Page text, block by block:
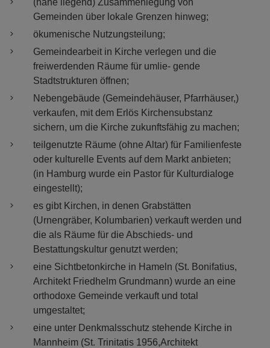
(nahe liegend) Zusammenlegung von
Gemeinden über lokale Grenzen hinweg;
ökumenische Nutzungsteilung;
Gemeindearbeit in Kirche verlegen und die
freiwerdenden Räume für umlie- gende
Stadtstrukturen öffnen;
Nebengebäude (Gemeindehäuser, Pfarrhäuser,)
verkaufen, mit dem Erlös Kirchensubstanz
sichern, um die Kirche zukunftsfähig zu machen;
teilgenutzte Räume (ohne Altar) für Familienfeste
oder kulturelle Events auf dem Markt anbieten;
(in Hamburg wurde ein Pastor für Kulturdialoge
eingestellt);
es gibt Kirchen, in denen Grabstätten
(Urnengräber, Kolumbarien) verkauft werden und
die als Räume für die Abschieds- und
Bestattungskultur genutzt werden;
eine Sichtbetonkirche in Hameln (St. Bonifatius,
Architekt Friedhelm Grundmann) wurde an eine
orthodoxe Gemeinde verkauft und total
umgestaltet;
eine unter Denkmalsschutz stehende Kirche in
Mannheim (St. Trinitatis 1956,Architekt